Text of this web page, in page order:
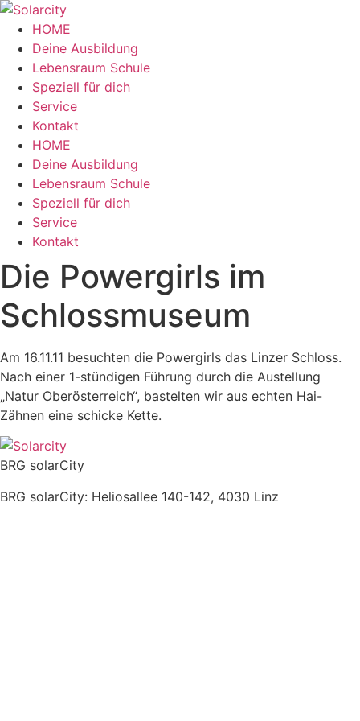
Zum
Inhalt
wechseln
HOME
Deine Ausbildung
Lebensraum Schule
Speziell für dich
Service
Kontakt
Menü HOME
Deine Ausbildung
Lebensraum Schule
Speziell für dich
Service
Kontakt
Die Powergirls im
Schlossmuseum
Am 16.11.11 besuchten die Powergirls das Linzer Schloss.
Nach einer 1-stündigen Führung durch die Austellung
„Natur Oberösterreich“, bastelten wir aus echten Hai-
Zähnen eine schicke Kette.
BRG solarCity
BRG solarCity: Heliosallee 140-142, 4030 Linz